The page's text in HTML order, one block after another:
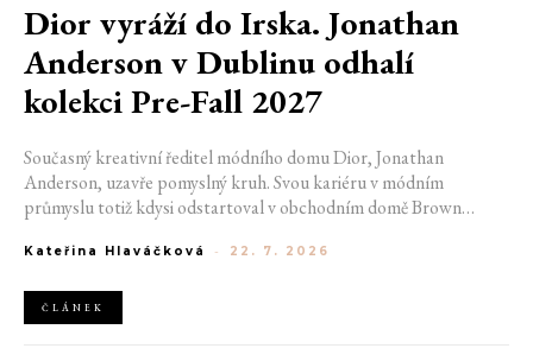
Dior vyráží do Irska. Jonathan
Anderson v Dublinu odhalí
kolekci Pre-Fall 2027
Současný kreativní ředitel módního domu Dior, Jonathan
Anderson, uzavře pomyslný kruh. Svou kariéru v módním
průmyslu totiž kdysi odstartoval v obchodním domě Brown
jedné z největších luxusních značek světa. V prosinci totiž v
Fall 2027.
Kateřina Hlaváčková - 22. 7. 2026
ČLÁNEK